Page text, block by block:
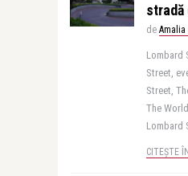
stradă
de Amalia
Lombard
Street,
Street,
The
Lombard
CITEȘTE